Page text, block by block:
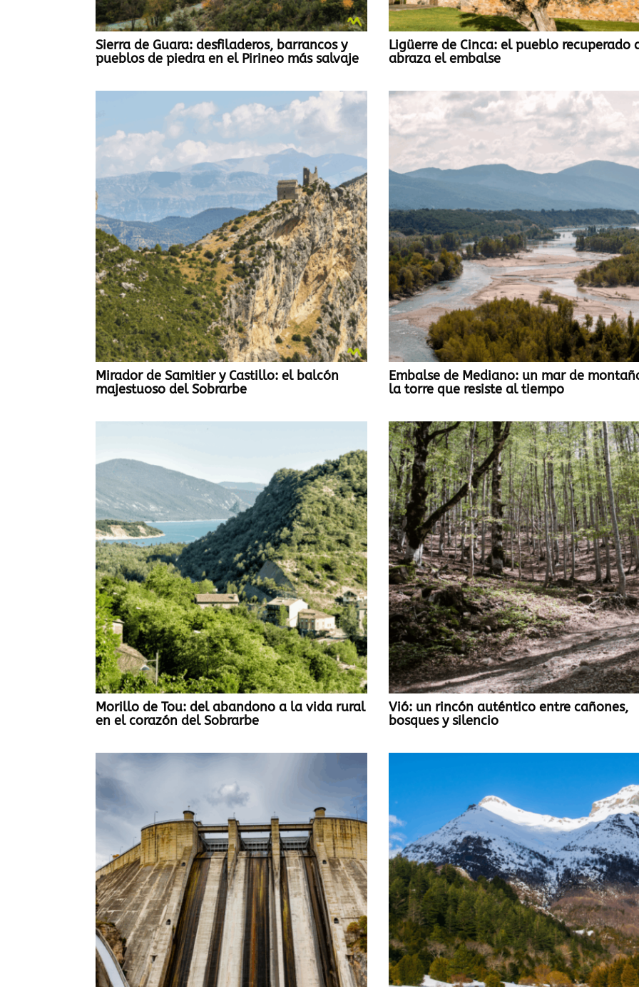
Sierra de Guara: desfiladeros, barrancos y
pueblos de piedra en el Pirineo más salvaje
Ligüerre de Cinca: el pueblo recuperado
abraza el embalse
Mirador de Samitier y Castillo: el balcón
majestuoso del Sobrarbe
Embalse de Mediano: un mar de
la torre que resiste al tiempo
Morillo de Tou: del abandono a la vida rural
en el corazón del Sobrarbe
Vió: un rincón auténtico entre cañones,
bosques y silencio